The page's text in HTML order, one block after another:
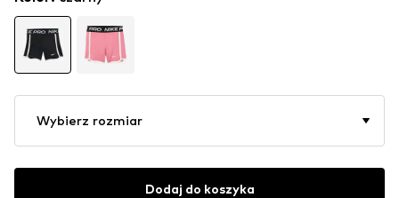
Wybierz rozmiar
Dodaj do koszyka